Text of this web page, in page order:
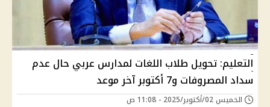
التعليم: تحويل طلاب اللغات لمدارس عربي حال عدم
سداد المصروفات و7 أكتوبر آخر موعد
الخميس 02/أكتوبر/2025 - 11:08 ص